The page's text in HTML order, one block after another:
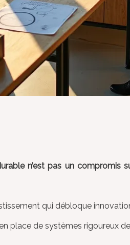
n’est pas un
qui débloque
place de systèmes